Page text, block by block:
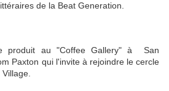
de la Beat Generation.
produit au "Coffee Gallery" à San
Paxton qui l'invite à rejoindre le cercle